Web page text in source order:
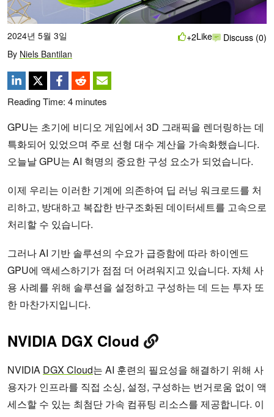
2024년 5월 3일
By Niels Bantilan
+2Like Discuss (0)
Reading Time: 4 minutes
GPU는 초기에 비디오 게임에서 3D 그래픽을 렌더링하는 데
특화되어 있었으며 주로 선형 대수 계산을 가속화했습니다.
오늘날 GPU는 AI 혁명의 중요한 구성 요소가 되었습니다.
이제 우리는 이러한 기계에 의존하여 딥 러닝 워크로드를 처
리하고, 방대하고 복잡한 반구조화된 데이터세트를 고속으로
처리할 수 있습니다.
그러나 AI 기반 솔루션의 수요가 급증함에 따라 하이엔드
GPU에 액세스하기가 점점 더 어려워지고 있습니다. 자체 사
용 사례를 위해 솔루션을 설정하고 구성하는 데 드는 투자 또
한 마찬가지입니다.
NVIDIA DGX Cloud
NVIDIA DGX Cloud는 AI 훈련의 필요성을 해결하기 위해 사
용자가 인프라를 직접 소싱, 설정, 구성하는 번거로움 없이 액
세스할 수 있는 최첨단 가속 컴퓨팅 리소스를 제공합니다. 이